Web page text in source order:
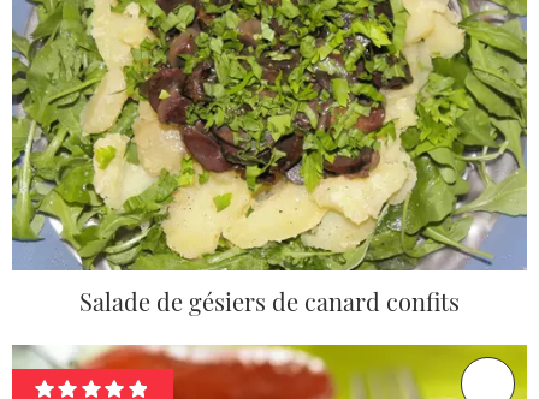
Salade de gésiers de canard confits